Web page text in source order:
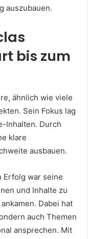
auszubauen.
bis zum
ähnlich wie viele
Sein Fokus lag
Inhalten. Durch
klare
ausbauen.
Erfolg war seine
und Inhalte zu
Dabei hat
auch Themen
ansprechen. Mit